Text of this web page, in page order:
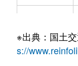
大字山子田
※出典：国土
s://